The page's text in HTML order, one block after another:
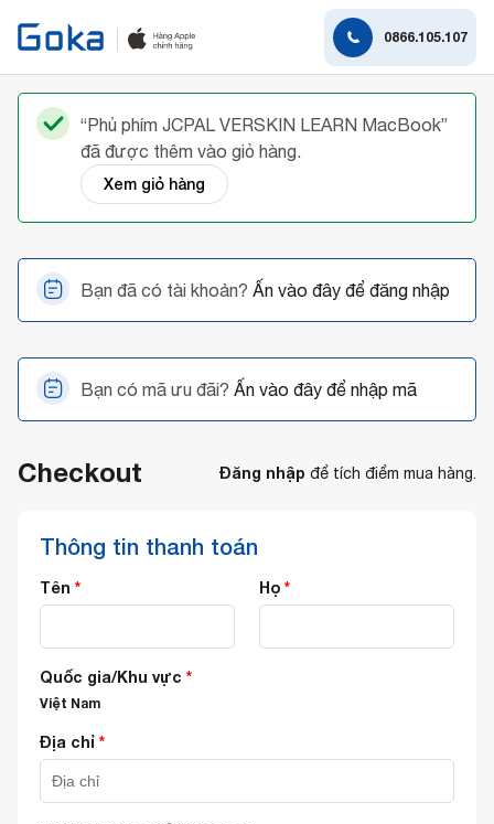
0866.105.107
Xem giỏ hàng
“Phủ phím JCPAL VERSKIN LEARN MacBook”
đã được thêm vào giỏ hàng.
Bạn đã có tài khoản? Ấn vào đây để đăng nhập
Bạn có mã ưu đãi? Ấn vào đây để nhập mã
Checkout Đăng nhập để tích điểm mua hàng.
Thông tin thanh toán
Tên * Họ*
Quốc gia/Khu vực *
Việt Nam
Địa chỉ *